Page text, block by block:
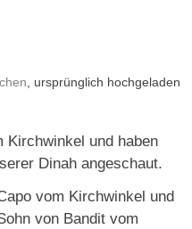
, ursprünglich hochgeladen
Kirchwinkel und haben
Dinah angeschaut.
vom Kirchwinkel und
von Bandit vom